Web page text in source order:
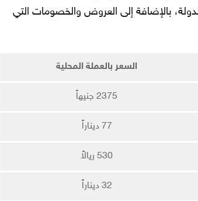
بالإضافة إلى العروض والخصومات التي
السعر بالعملة المحلية
2375 جنيهاً
77 ديناراً
530 ريالاً
32 ديناراً